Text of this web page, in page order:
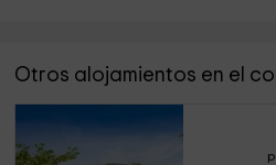
Otros alojamientos en el